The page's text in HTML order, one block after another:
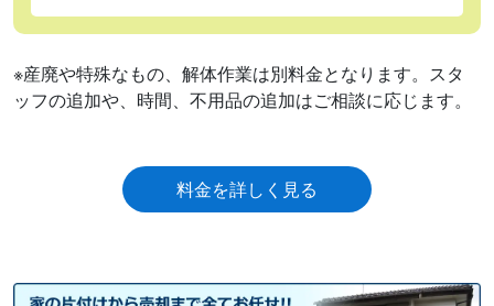
※産廃や特殊なもの、解体作業は別料⾦となります。スタ
ッフの追加や、時間、不⽤品の追加はご相談に応じます。
料金を詳しく見る